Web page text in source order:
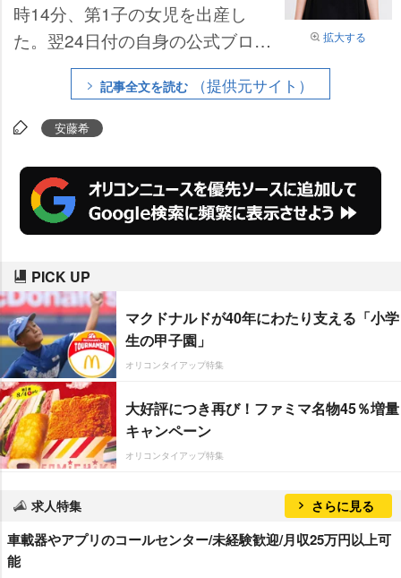
拡大する
時14分、第1子の女児を出産し
た。翌24日付の自身の公式ブログ
では「これから何があっても守っ
ていかなくてはという感情に自然
となります。幸せです」と出産報
記事全文を読む （提供元サイト）
安藤希
PICK UP
マクドナルドが40年にわたり支える「小学
生の甲子園」
オリコンタイアップ特集
大好評につき再び！ファミマ名物45％増量
キャンペーン
オリコンタイアップ特集
求人特集 さらに見る
車載器やアプリのコールセンター/未経験歓迎/月収25万円以上可
能